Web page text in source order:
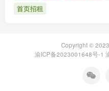
首页招租
Copyright © 2023
渝ICP备2023001648号-1